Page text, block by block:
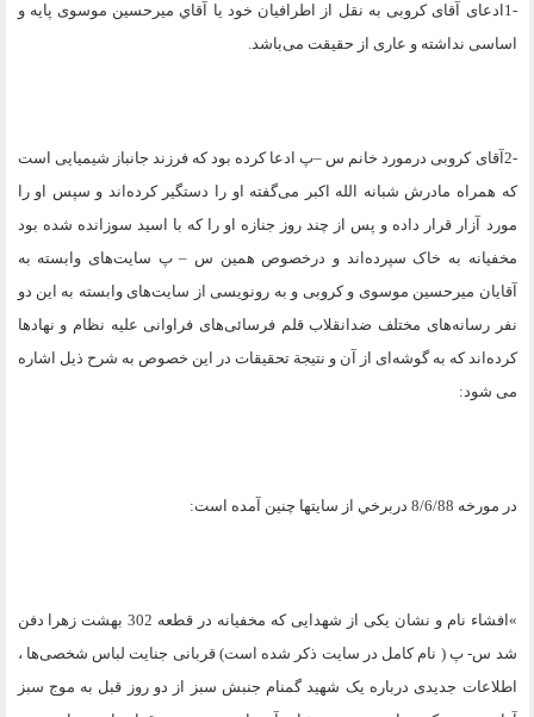
1- ادعای آقای کروبی به نقل از اطرافیان خود یا آقاي میرحسین موسوی پایه و
اساسی نداشته و عاری از حقیقت می‌باشد.
2- آقای کروبی درمورد خانم س –پ ادعا کرده بود که فرزند جانباز شیمیایی است
که همراه مادرش شبانه الله اکبر می‌گفته او را دستگیر کرده‌اند و سپس او را
مورد آزار قرار داده و پس از چند روز جنازه او را که با اسید سوزانده شده بود
مخفیانه به خاک سپرده‌اند و درخصوص همین س – پ سایت‌های وابسته به
آقايان میرحسین موسوی و کروبی و به رونویسی از سایت‌های وابسته به این دو
نفر رسانه‌های مختلف ضدانقلاب قلم فرسائی‌های فراوانی علیه نظام و نهادها
کرده‌اند که به گوشه‌ای از آن و نتیجة تحقیقات در این خصوص به شرح ذیل اشاره
می شود:
در مورخه 8/6/88 دربرخي از سايتها چنين آمده است :
«
افشاء نام و نشان یکی از شهدایی که مخفیانه در قطعه 302 بهشت زهرا دفن
شد س- پ ( نام کامل در سايت ذکر شده است) قربانی جنایت لباس شخصی‌ها ،
اطلاعات جدیدی درباره یک شهید گمنام جنبش سبز از دو روز قبل به موج سبز